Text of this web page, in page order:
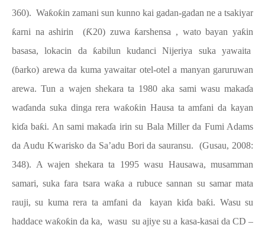
360). Waƙoƙin zamani sun kunno kai gadan-gadan ne a tsakiyar
ƙarni na ashirin (Ƙ20) zuwa ƙarshensa , wato bayan yaƙin
basasa, lokacin da ƙabilun kudanci Nijeriya suka yawaita
(ɓarko) arewa da kuma yawaitar otel-otel a manyan garuruwan
arewa. Tun a wajen shekara ta 1980 aka sami wasu makaɗa
waɗanda suka dinga rera waƙoƙin Hausa ta amfani da kayan
kiɗa baƙi. An sami makaɗa irin su Bala Miller da Fumi Adams
da Audu Kwarisko da Sa’adu Bori da sauransu.
(Gusau, 2008:
348). A wajen shekara ta 1995 wasu Hausawa, musamman
samari, suka fara tsara waƙa a rubuce sannan su samar mata
rauji, su kuma rera ta amfani da
kayan kiɗa baƙi. Wasu su
haddace waƙoƙin da ka, wasu su ajiye su a kasa-kasai da CD –